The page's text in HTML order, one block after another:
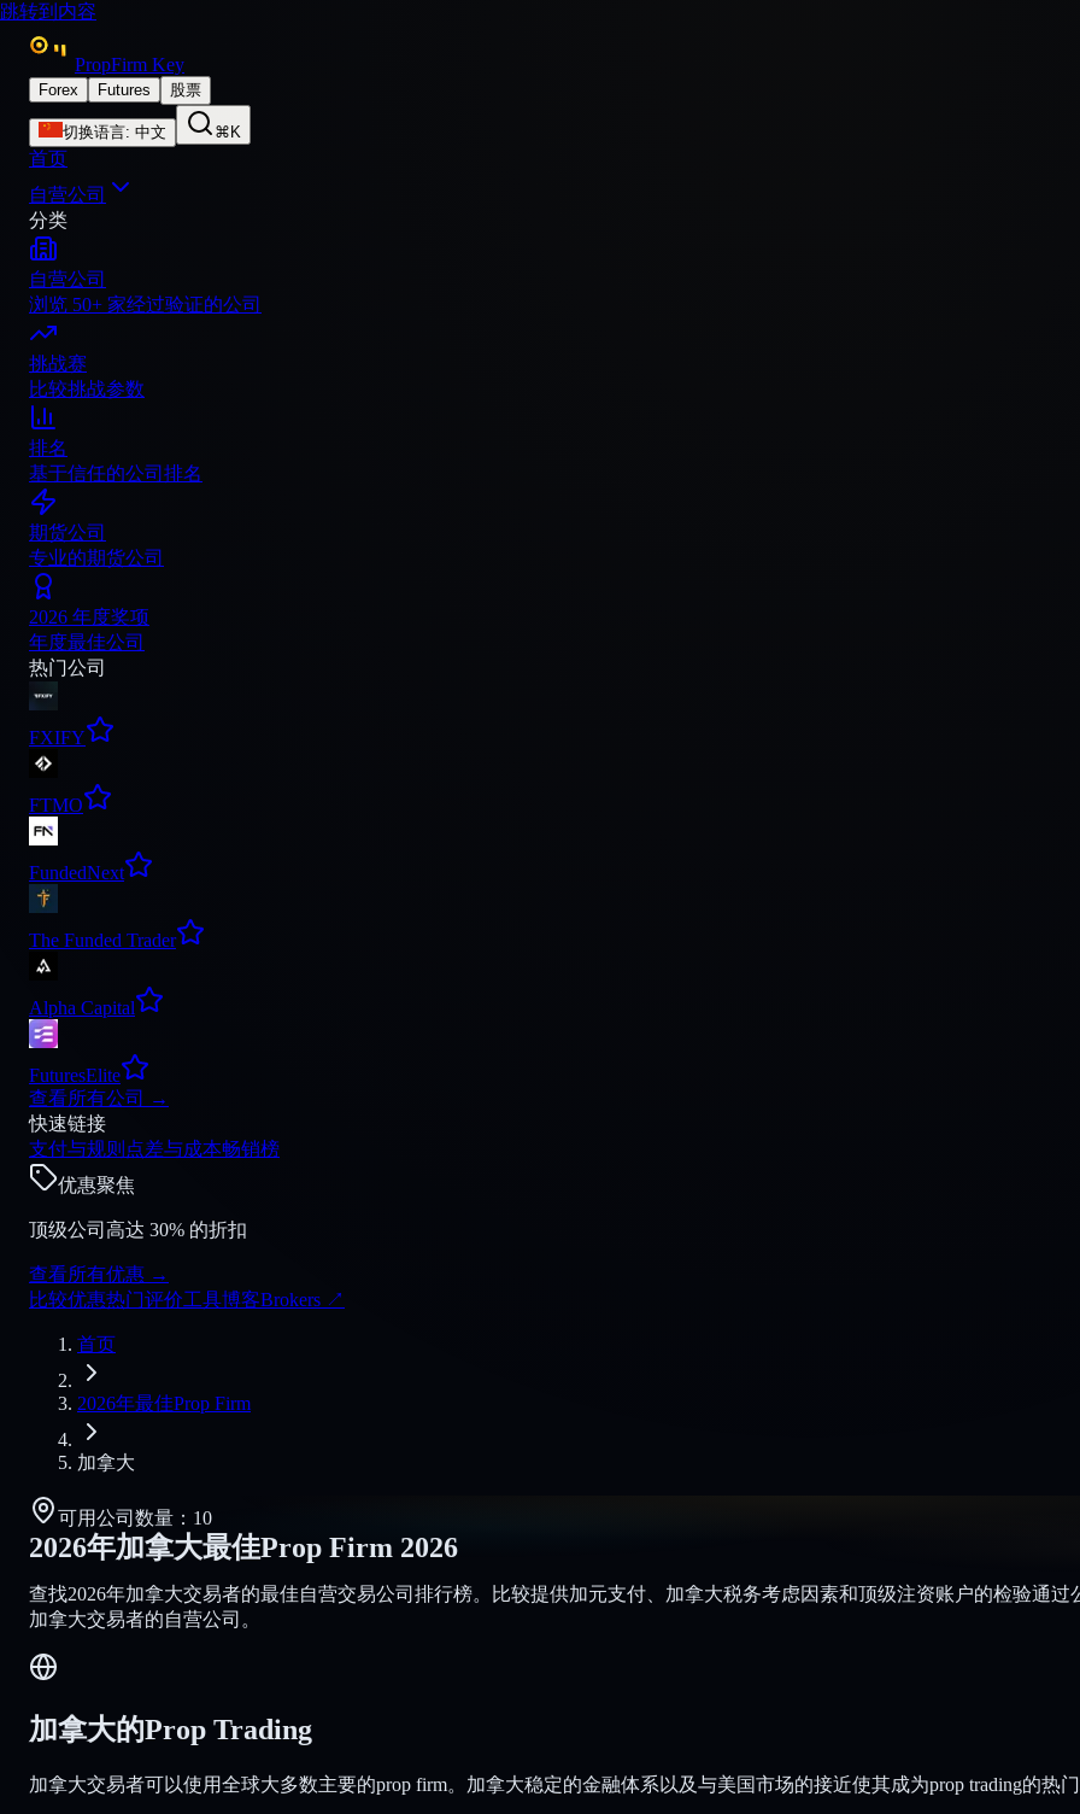
跳转到内容
PropFirm Key
Forex Futures 股票
切换语言: 中文 ⌘K
首页
自营公司
分类
自营公司
浏览 50+ 家经过验证的公司
挑战赛
比较挑战参数
排名
基于信任的公司排名
期货公司
专业的期货公司
2026 年度奖项
年度最佳公司
热门公司
FXIFY
FTMO
FundedNext
The Funded Trader
Alpha Capital
FuturesElite
查看所有公司
→
快速链接
支付与规则 点差与成本畅销榜
优惠聚焦
顶级公司高达 30% 的折扣
查看所有优惠 →
比较优惠热门评价工具博客Brokers ↗
首页
2026年最佳Prop Firm
加拿大
可用公司数量：10
2026年加拿大最佳Prop Firm 2026
查找2026年加拿大交易者的最佳自营交易公司排行榜。比较提供加元支付、加拿大税务考虑因素和顶级注资账户的检验通
加拿大交易者的自营公司。
加拿大的Prop Trading
加拿大交易者可以使用全球大多数主要的prop firm。加拿大稳定的金融体系以及与美国市场的接近使其成为prop trading的热